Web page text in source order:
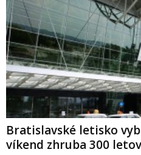
Bratislavské letisko
víkend zhruba 300 letov